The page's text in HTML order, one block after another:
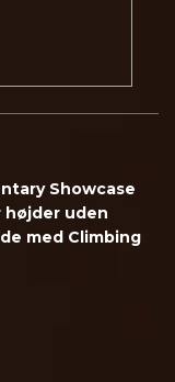
Showcase
højder uden
med Climbing